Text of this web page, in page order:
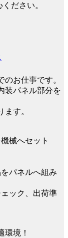
ださい。
お仕事です。
装パネル部分を
ます。
械へセット
パネルへ組み
ェック、出荷準
環境！